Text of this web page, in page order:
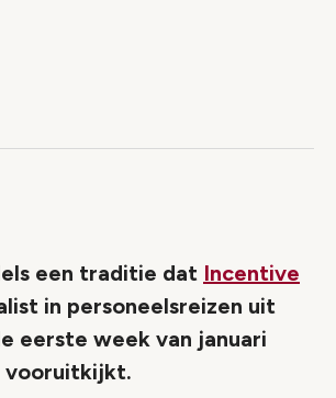
een traditie dat Incentive
in personeelsreizen uit
eerste week van januari
vooruitkijkt.